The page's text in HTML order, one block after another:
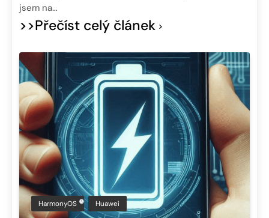
jsem na…
>>Přečíst celý článek
HarmonyOS Huawei